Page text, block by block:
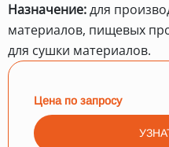
Назначение:для
материалов, пищевых
для сушки материалов.
Цена по запросу